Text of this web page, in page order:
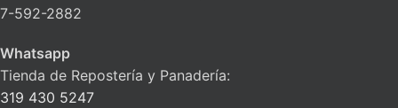
7-592-2882
Whatsapp
Tienda de Repostería y Panadería:
319 430 5247